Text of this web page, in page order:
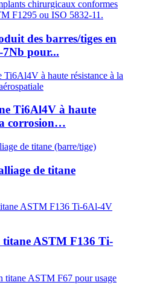
des barres/tiges en
pour...
Ti6Al4V à haute
corrosion…
de titane
titane ASTM F136 Ti-